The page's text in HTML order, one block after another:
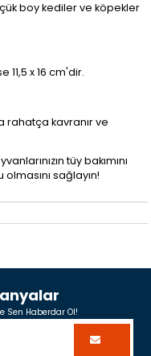
boy kediler ve köpekler
11,5 x 16 cm'dir.
rahatça kavranır ve
tüy bakımını
sağlayın!
Sen Haberdar Ol!